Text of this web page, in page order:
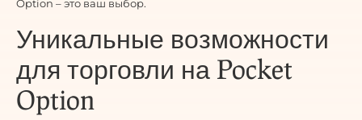
Option – это ваш выбор.
Уникальные возможности
для торговли на Pocket
Option